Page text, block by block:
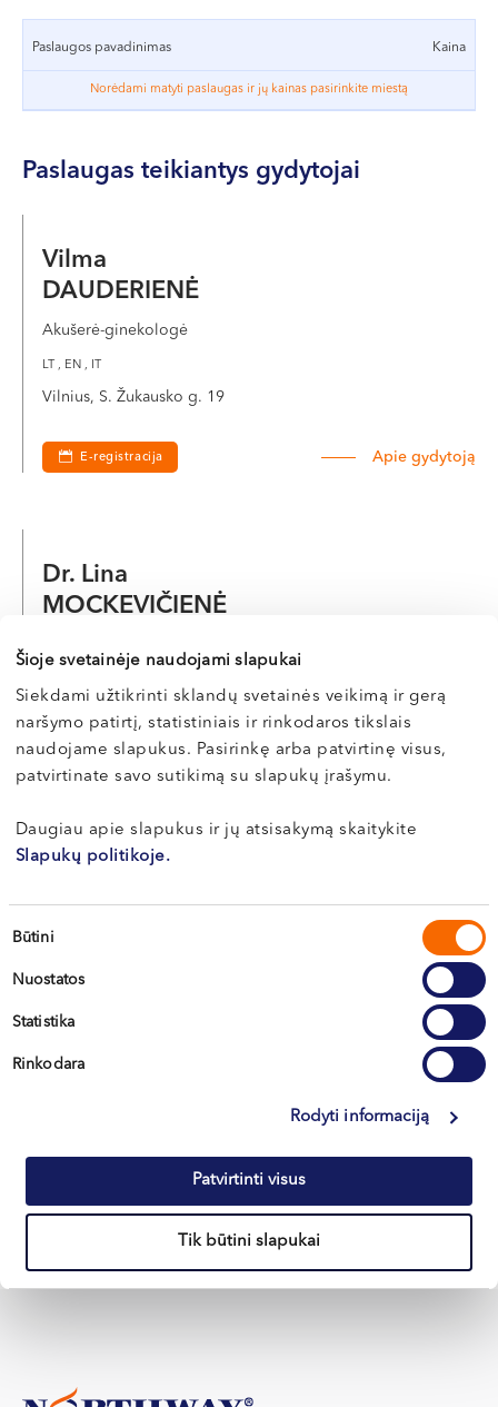
Šioje svetainėje naudojami slapukai
Siekdami užtikrinti sklandų svetainės veikimą ir gerą
naršymo patirtį, statistiniais ir rinkodaros tikslais
naudojame slapukus. Pasirinkę arba patvirtinę visus,
patvirtinate savo sutikimą su slapukų įrašymu.
Daugiau apie slapukus ir jų atsisakymą skaitykite
Slapukų politikoje.
Sutikimo
Būtini
Nuostatos
Statistika
Rinkodara
Rodyti informaciją
Patvirtinti visus
Tik būtini slapukai
VI, VII --
skatina naujų ląstelių ir kraujagyslių formavimąsi, didina
makšties tonusą, elastingumą, storį, drėgmę.
Natūralumu pasižyminti PRP terapija taikoma, kai yra
procedūras po tam tikro laiko reikėtų pakartoti, nes jų
poveikis neišlieka visą gyvenimą.
Paslaugos pavadinimas Kaina
Norėdami matyti paslaugas ir jų kainas pasirinkite miestą
Paslaugas teikiantys gydytojai
Vilma
DAUDERIENĖ
Akušerė-ginekologė
LT , EN , IT
Vilnius, S. Žukausko g. 19
E-registracija Apie gydytoją
Dr. Lina
MOCKEVIČIENĖ
Vilnius, S. Žukausko g. 19
Kaunas, Miško g. 25A
Apie sveikatą
paauglei: ką žinoti tėvams
Pirmasis vizitas pas ginekologą – svarbus etapas